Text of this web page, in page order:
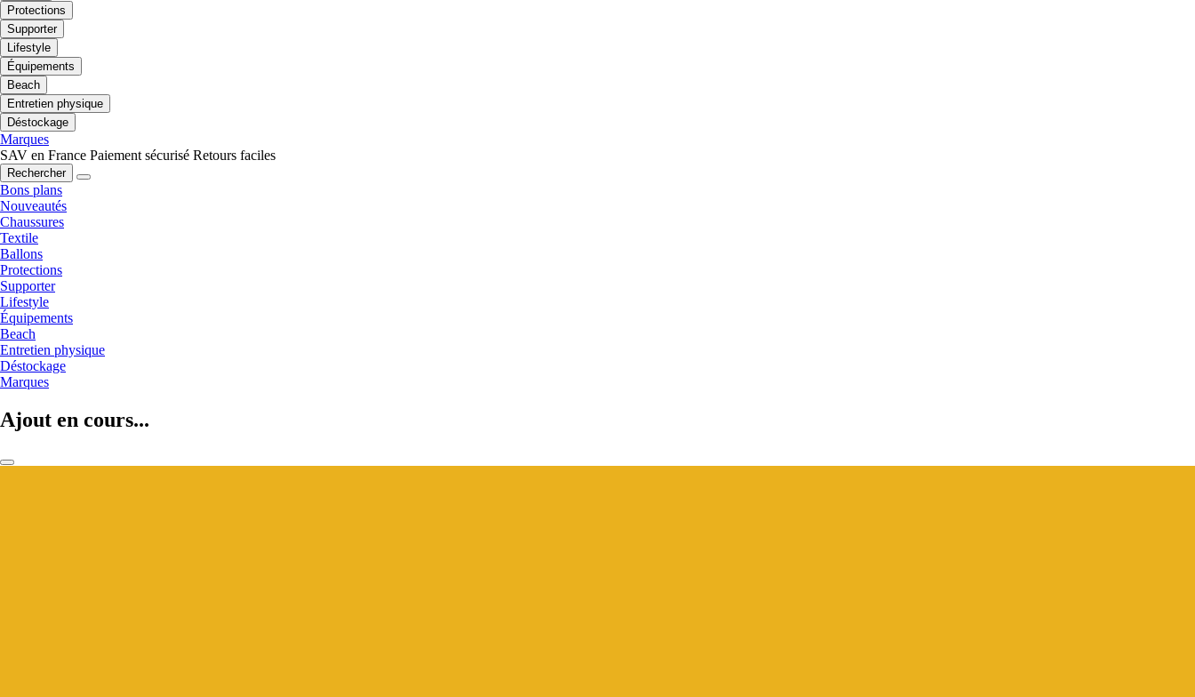
Protections
Supporter
Lifestyle
Équipements
Beach
Entretien physique
Déstockage
Marques
SAV en France Paiement sécurisé Retours faciles
Rechercher
Bons plans
Nouveautés
Chaussures
Textile
Ballons
Protections
Supporter
Lifestyle
Équipements
Beach
Entretien physique
Déstockage
Marques
Ajout en cours...